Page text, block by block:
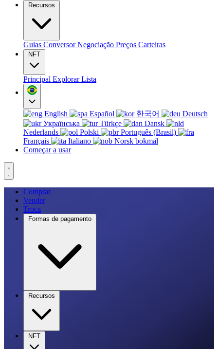
Recursos
Guias ConversorNegociação Preços Carteiras
NFT
Principal ExplorarLista
English Español 한국어
Deutsch
Українська
Türkçe
Dansk
Nederlands
Polski
Português (Brasil)
Français
Italiano
Norsk bokmål
Começar a usar
Comprar
Vender
Troca
Formas de pagamento
Recursos
NFT